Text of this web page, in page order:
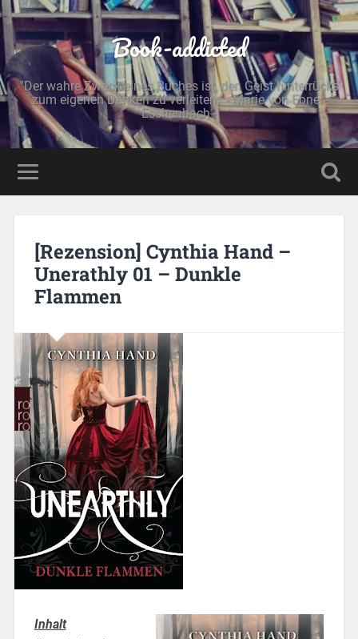
Book-addicted
"Der wahre Zweck eines Buches ist, den Geist hinterrücks
zum eigenen Denken zu verleiten." - Marie von Ebner-
Eschenbach -
[Rezension] Cynthia Hand –
Unerathly 01 – Dunkle
Flammen
Inhalt